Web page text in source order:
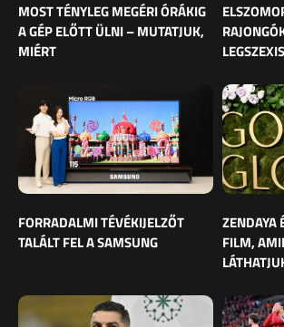
MOST TÉNYLEG MEGÉRI ÓRÁKIG
A GÉP ELŐTT ÜLNI – MUTATJUK,
MIÉRT
FORRADALMI TÉVÉKIJELZŐT
TALÁLT FEL A SAMSUNG
ZENDAYA
FILM,